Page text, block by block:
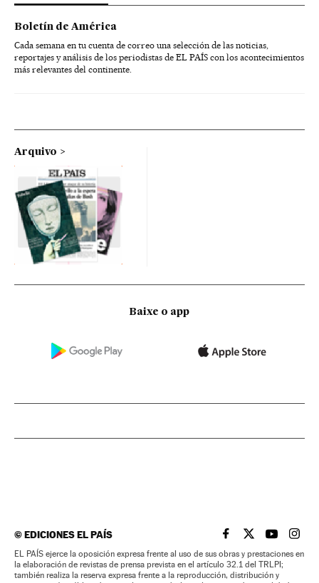
Boletín de América
Cada semana en tu cuenta de correo una selección de las noticias,
reportajes y análisis de los periodistas de EL PAÍS con los acontecimientos
más relevantes del continente.
Arquivo
Baixe o app
©EDICIONES EL PAÍS EL PAÍS BRASIL EN
EL PAÍSEL PAÍS
EL
EL PAÍS ejerce la oposición expresa frente al uso de sus obras y prestaciones en
la elaboración de revistas de prensa prevista en el artículo 32.1 del TRLPI;
también realiza la reserva expresa frente a la reproducción, distribución y